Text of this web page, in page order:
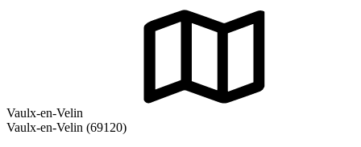
Vaulx-en-Velin
Vaulx-en-Velin (69120)